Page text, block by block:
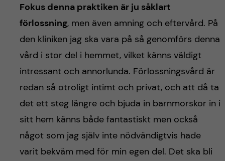
Fokus denna praktiken är ju såklart
förlossning, men även amning och eftervård. På
den kliniken jag ska vara på så genomförs denna
vård i stor del i hemmet, vilket känns väldigt
intressant och annorlunda. Förlossningsvård är
redan så otroligt intimt och privat, och att då ta
det ett steg längre och bjuda in barnmorskor in i
sitt hem känns både fantastiskt men också
något som jag själv inte nödvändigtvis hade
varit bekväm med för min egen del. Det ska bli